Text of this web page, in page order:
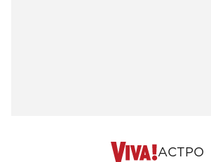
АСТРО